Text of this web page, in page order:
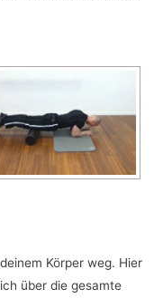
Körper weg. Hier
über die gesamte